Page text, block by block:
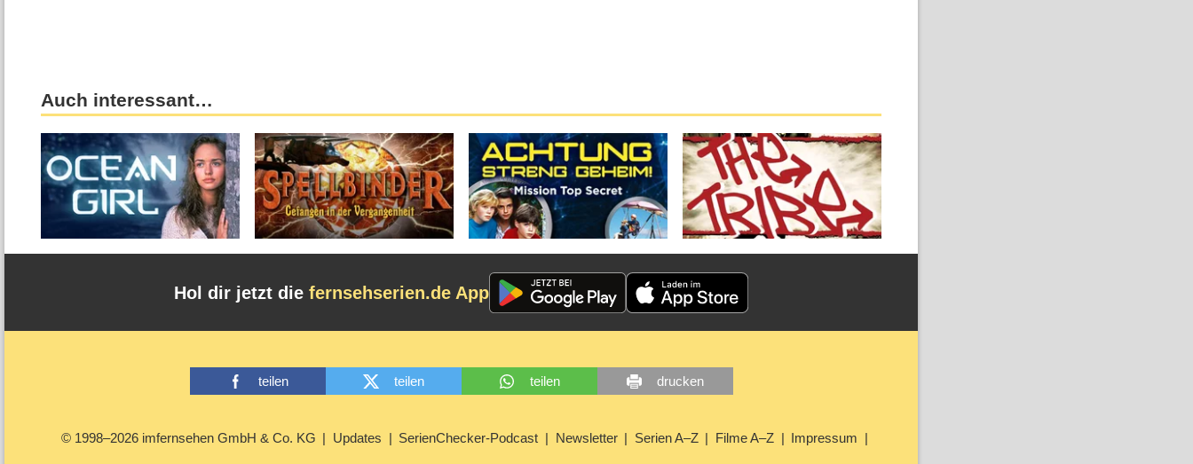
Auch interessant…
Hol dir jetzt die fernsehserien.de App
teilen teilen teilen drucken
© 1998–2026 imfernsehen GmbH & Co. KG Updates SerienChecker-Podcast Newsletter Serien A–Z Filme A–Z Impressum